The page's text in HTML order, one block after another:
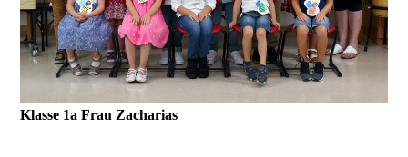
Klasse 1a Frau Zacharias